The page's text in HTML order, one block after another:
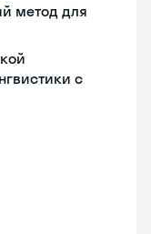
метод для
с